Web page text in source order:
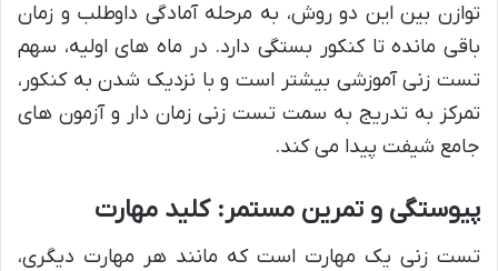
توازن بین این دو روش، به مرحله آمادگی داوطلب و زمان
باقی مانده تا کنکور بستگی دارد. در ماه های اولیه، سهم
تست زنی آموزشی بیشتر است و با نزدیک شدن به کنکور،
تمرکز به تدریج به سمت تست زنی زمان دار و آزمون های
جامع شیفت پیدا می کند.
پیوستگی و تمرین مستمر: کلید مهارت
تست زنی یک مهارت است که مانند هر مهارت دیگری،